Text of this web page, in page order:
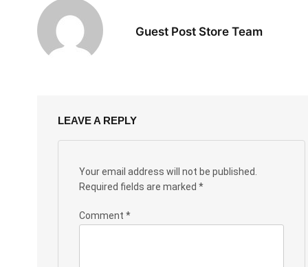
Guest Post Store Team
LEAVE A REPLY
Your email address will not be published.
Required fields are marked *
Comment *